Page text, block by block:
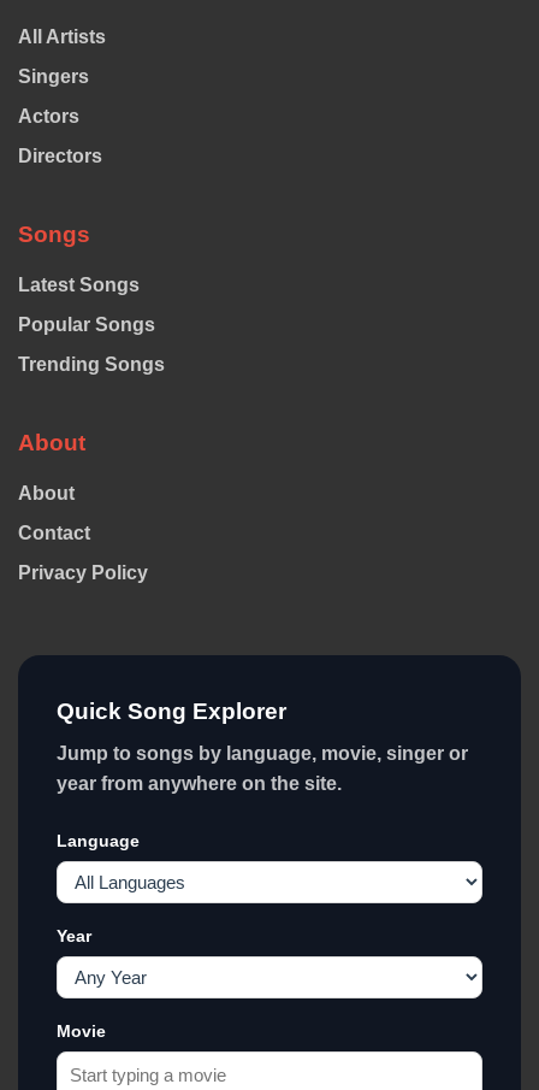
All Artists
Singers
Actors
Directors
Songs
Latest Songs
Popular Songs
Trending Songs
About
About
Contact
Privacy Policy
Quick Song Explorer
Jump to songs by language, movie, singer or
year from anywhere on the site.
Language
Year
Movie